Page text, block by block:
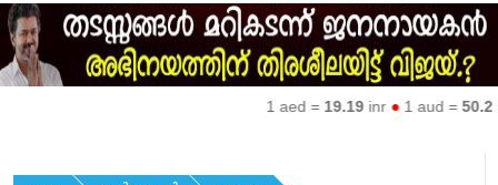
1 aed =19.19inr ●1 aud =50.27